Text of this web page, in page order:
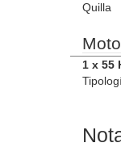
Quilla
1 x 55